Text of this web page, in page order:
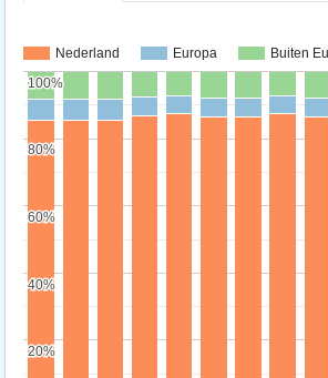
Nederland Europa Buiten
20%
20%
40%
40%
60%
60%
80%
80%
100%
100%